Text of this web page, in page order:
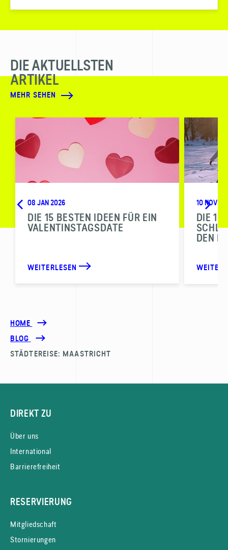
DIE AKTUELLSTEN
ARTIKEL
MEHR SEHEN
08 JAN 2026
DIE 15 BESTEN IDEEN FÜR EIN
VALENTINSTAGSDATE
WEITERLESEN
10 NOV
DIE 10
DEN
HOME
BLOG
STÄDTEREISE: MAASTRICHT
DIREKT ZU
Über uns
International
Barrierefreiheit
RESERVIERUNG
Mitgliedschaft
Stornierungen